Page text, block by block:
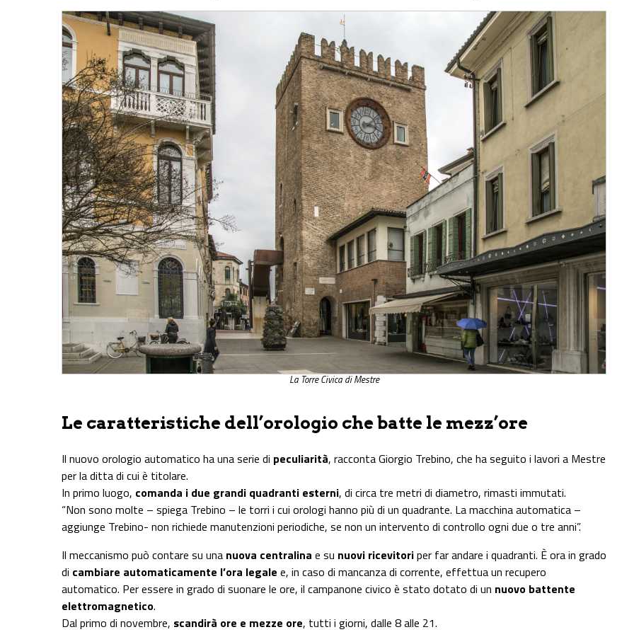
La Torre Civica di Mestre
Le caratteristiche dell’orologio che batte le mezz’ore
Il nuovo orologio automatico ha una serie di peculiarità, racconta Giorgio Trebino, che ha seguito i lavori a Mestre
per la ditta di cui è titolare.
In primo luogo, comanda i due grandi quadranti esterni, di circa tre metri di diametro, rimasti immutati.
“Non sono molte – spiega Trebino – le torri i cui orologi hanno più di un quadrante. La macchina automatica –
aggiunge Trebino- non richiede manutenzioni periodiche, se non un intervento di controllo ogni due o tre anni”.
Il meccanismo può contare su una nuova centralina e su nuovi ricevitoriper far andare i quadranti. È ora in grado
di cambiare automaticamente l’ora legale e, in caso di mancanza di corrente, effettua un recupero
automatico. Per essere in grado di suonare le ore, il campanone civico è stato dotato di un nuovo battente
elettromagnetico.
Dal primo di novembre, scandirà ore e mezze ore, tutti i giorni, dalle 8 alle 21.